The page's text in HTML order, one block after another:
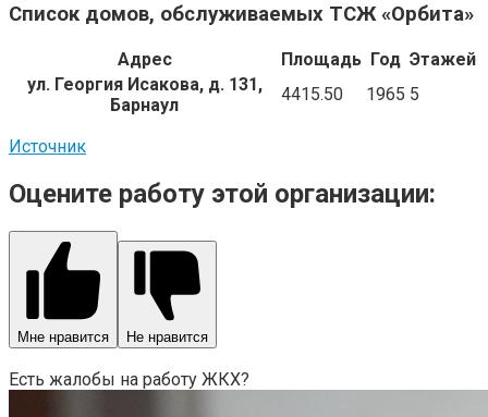
Список домов, обслуживаемых ТСЖ «Орбита»
Адрес Площадь Год Этажей
ул. Георгия Исакова, д. 131,
Барнаул
4415.50 1965 5
Источник
Оцените работу этой организации:
Мне нравится Не нравится
Есть жалобы на работу ЖКХ?